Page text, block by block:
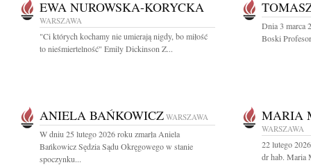
EWA NUROWSKA-KORYCKA
WARSZAWA
"Ci których kochamy nie umierają nigdy, bo miłość
to nieśmiertelność" Emily Dickinson Z...
Dnia 3 marca
Boski
ANIELA BAŃKOWICZ WARSZAWA
W dniu 25 lutego 2026 roku zmarła Aniela
Bańkowicz Sędzia Sądu Okręgowego w stanie
spoczynku...
MARIA
WARSZAWA
22 lutego
dr hab. Maria